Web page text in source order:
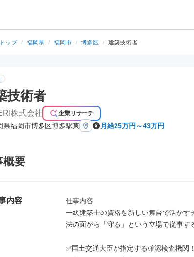
ップ / 福岡県 / 福岡市 / 博多区 / 建築技術者
技術者
株式会社 企業リサーチ
県福岡市博多区博多駅東 月給25万円～43万円
概要
内容
仕事内容
一級建築士の資格を新しい舞台で活かす
法の面から「守る」という立場で従事す
✅国土交通大臣が指定する確認検査機関！